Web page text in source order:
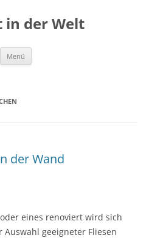
in der Welt
Menü
der Wand
eines renoviert wird sich
geeigneter Fliesen